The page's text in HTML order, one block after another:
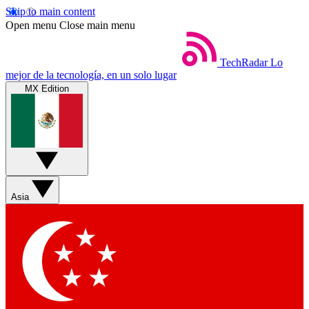
Skip to main content
Open menu Close main menu
TechRadar Lo
mejor de la tecnología, en un solo lugar
MX Edition
Asia